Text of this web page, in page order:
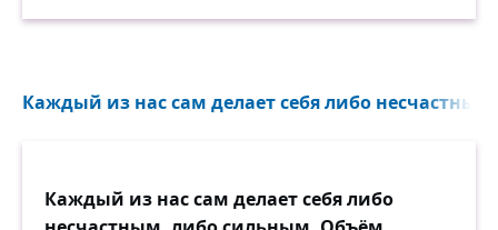
Каждый из нас сам делает себя либо
Каждый из нас сам делает себя либо